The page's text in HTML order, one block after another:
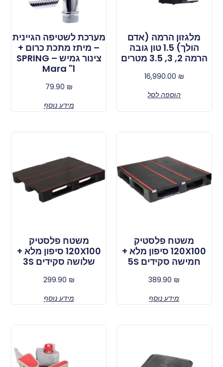
מלגזון הרמה (אדם
הולך) 1.5 טון גובה
הרמה 2, 3, 3.5 מטרים
16,990.00 ₪
הוספה לסל
מערכת לשטיפה הגיינית
– מיתז מתכת כרום +
צינור גמיש SPRING –
Mara "1
79.90 ₪
מידע נוסף
משטח פלסטיק
120X100 סיפון מלא +
חמישה סקידים 5S
389.90 ₪
מידע נוסף
משטח פלסטיק
120X100 סיפון מלא +
שלושה סקידים 3S
299.90 ₪
מידע נוסף